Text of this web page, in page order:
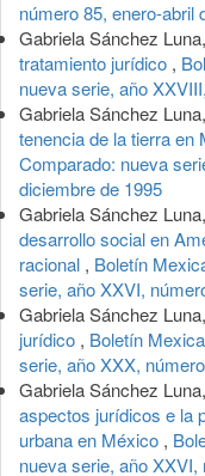
número 85, enero-abril
Gabriela Sánchez Luna,
tratamiento jurídico ,
nueva serie, año
Gabriela Sánchez Luna,
tenencia de la tierra en
Comparado: nueva
diciembre de 1995
Gabriela Sánchez Luna,
desarrollo social en
racional , Boletín
serie, año XXVI,
Gabriela Sánchez Luna,
jurídico , Boletín
serie, año XXX,
Gabriela Sánchez Luna,
aspectos jurídicos e la
urbana en México ,
nueva serie, año